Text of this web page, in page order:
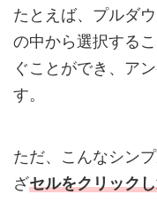
o
o
k
たとえば、プルダ
の中から選択する
ぐことができ、ア
す。
ただ、こんなシン
ざセルをクリック